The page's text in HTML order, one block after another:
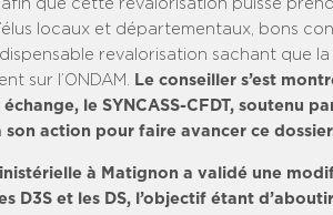
que cette revalorisation puisse
locaux et départementaux, bons
revalorisation sachant que
sur l’ONDAM.
Le conseiller s’est
le SYNCASS-CFDT, soutenu
action pour faire avancer ce
à Matignon a validé une
D3S et les DS, l’objectif étant